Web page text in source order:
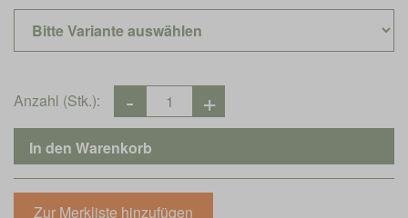
Anzahl (Stk.):